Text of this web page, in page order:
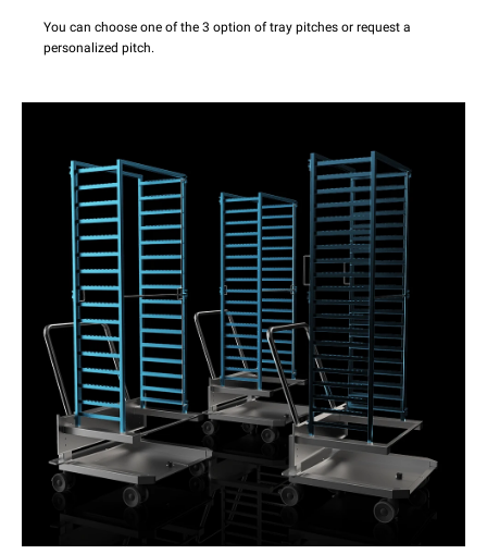
You can choose one of the 3 option of tray pitches or request a
personalized pitch.